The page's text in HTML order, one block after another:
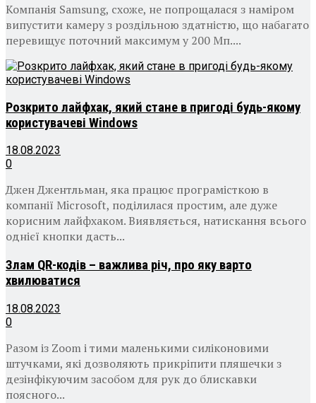
Компанія Samsung, схоже, не попрощалася з наміром
випустити камеру з роздільною здатністю, що набагато
перевищує поточний максимум у 200 Мп....
Розкрито лайфхак, який стане в пригоді будь-якому
користувачеві Windows
18.08.2023
0
Джен Джентльман, яка працює програмісткою в
компанії Microsoft, поділилася простим, але дуже
корисним лайфхаком. Виявляється, натискання всього
однієї кнопки дасть...
Злам QR-кодів – важлива річ, про яку варто
хвилюватися
18.08.2023
0
Разом із Zoom і тими маленькими силіконовими
штучками, які дозволяють прикріпити пляшечки з
дезінфікуючим засобом для рук до блискавки
поясного...